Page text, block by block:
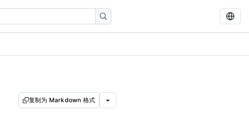
复制为 Markdown 格式